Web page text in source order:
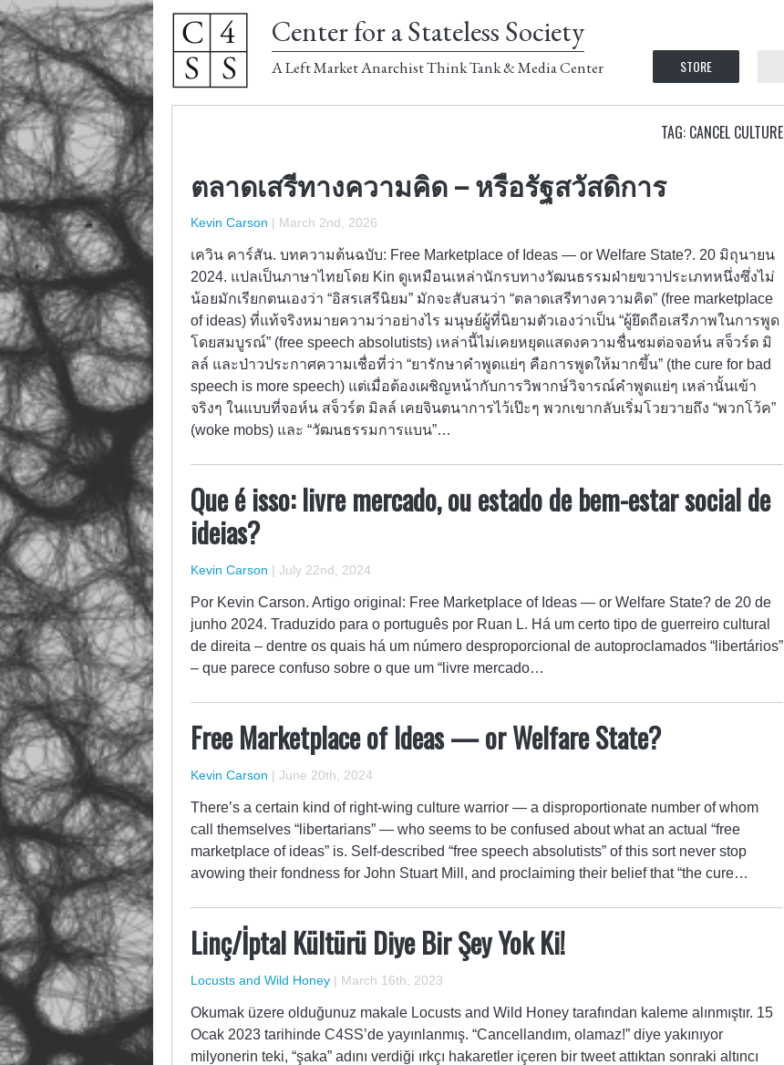
Center for a Stateless Society
A Left Market Anarchist Think Tank & Media Center STORE
TAG: CANCEL CULTURE
ตลาดเสรีทางความคิด – หรือรัฐสวัสดิการ
Kevin Carson | March 2nd, 2026
เควิน คาร์สัน. บทความต้นฉบับ: Free Marketplace of Ideas — or Welfare State?. 20 มิถุนายน
2024. แปลเป็นภาษาไทยโดย Kin ดูเหมือนเหล่านักรบทางวัฒนธรรมฝ่ายขวาประเภทหนึ่งซึ่งไม่
น้อยมักเรียกตนเองว่า “อิสรเสรีนิยม” มักจะสับสนว่า “ตลาดเสรีทางความคิด” (free marketplace
of ideas) ที่แท้จริงหมายความว่าอย่างไร มนุษย์ผู้ที่นิยามตัวเองว่าเป็น “ผู้ยึดถือเสรีภาพในการพูด
โดยสมบูรณ์” (free speech absolutists) เหล่านี้ไม่เคยหยุดแสดงความชื่นชมต่อจอห์น สจ็วร์ต มิ
ลล์ และป่าวประกาศความเชื่อที่ว่า “ยารักษาคำพูดแย่ๆ คือการพูดให้มากขึ้น” (the cure for bad
speech is more speech) แต่เมื่อต้องเผชิญหน้ากับการวิพากษ์วิจารณ์คำพูดแย่ๆ เหล่านั้นเข้า
จริงๆ ในแบบที่จอห์น สจ็วร์ต มิลล์ เคยจินตนาการไว้เป๊ะๆ พวกเขากลับเริ่มโวยวายถึง “พวกโว้ค”
(woke mobs) และ “วัฒนธรรมการแบน”…
Que é isso: livre mercado, ou estado de bem-estar social de
ideias?
Kevin Carson | July 22nd, 2024
Por Kevin Carson. Artigo original: Free Marketplace of Ideas — or Welfare State? de 20 de
junho 2024. Traduzido para o português por Ruan L. Há um certo tipo de guerreiro cultural
de direita – dentre os quais há um número desproporcional de autoproclamados “libertários”
– que parece confuso sobre o que um “livre mercado…
Free Marketplace of Ideas — or Welfare State?
Kevin Carson | June 20th, 2024
There’s a certain kind of right-wing culture warrior — a disproportionate number of whom
call themselves “libertarians” — who seems to be confused about what an actual “free
marketplace of ideas” is. Self-described “free speech absolutists” of this sort never stop
avowing their fondness for John Stuart Mill, and proclaiming their belief that “the cure…
Linç/İptal Kültürü Diye Bir Şey Yok Ki!
Locusts and Wild Honey | March 16th, 2023
Okumak üzere olduğunuz makale Locusts and Wild Honey tarafından kaleme alınmıştır. 15
Ocak 2023 tarihinde C4SS’de yayınlanmış. “Cancellandım, olamaz!” diye yakınıyor
milyonerin teki, “şaka” adını verdiği ırkçı hakaretler içeren bir tweet attıktan sonraki altıncı